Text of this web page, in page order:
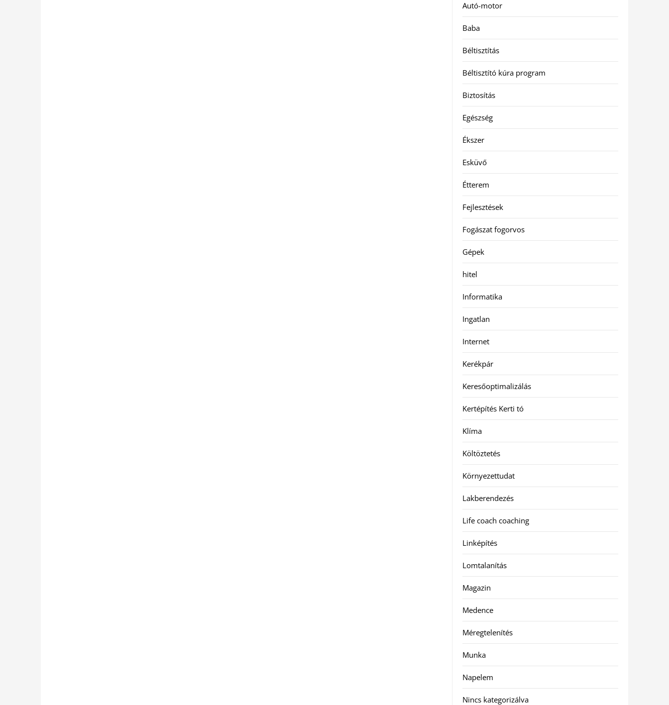
Autó-motor
Baba
Béltisztítás
Béltisztító kúra program
Biztosítás
Egészség
Ékszer
Esküvő
Étterem
Fejlesztések
Fogászat fogorvos
Gépek
hitel
Informatika
Ingatlan
Internet
Kerékpár
Keresőoptimalizálás
Kertépítés Kerti tó
Klíma
Költöztetés
Környezettudat
Lakberendezés
Life coach coaching
Linképítés
Lomtalanítás
Magazin
Medence
Méregtelenítés
Munka
Napelem
Nincs kategorizálva